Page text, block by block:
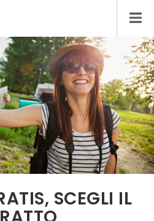
SCEGLI IL